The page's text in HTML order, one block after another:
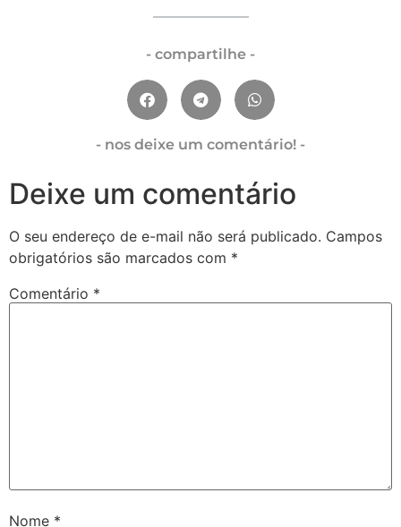
- compartilhe -
- nos deixe um comentário! -
Deixe um comentário
O seu endereço de e-mail não será publicado. Campos
obrigatórios são marcados com *
Comentário *
Nome *